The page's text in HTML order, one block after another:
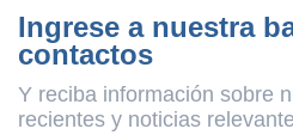
Ingrese a nuestra
contactos
Y reciba información sobre
recientes y noticias